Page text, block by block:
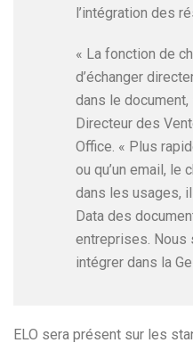
l’intégration des
« La fonction de
d’échanger
dans le
Directeur des
Office. « Plus
ou qu’un email, le
dans les usages,
Data des
entreprises. Nous
intégrer dans la
ELO sera présent sur les